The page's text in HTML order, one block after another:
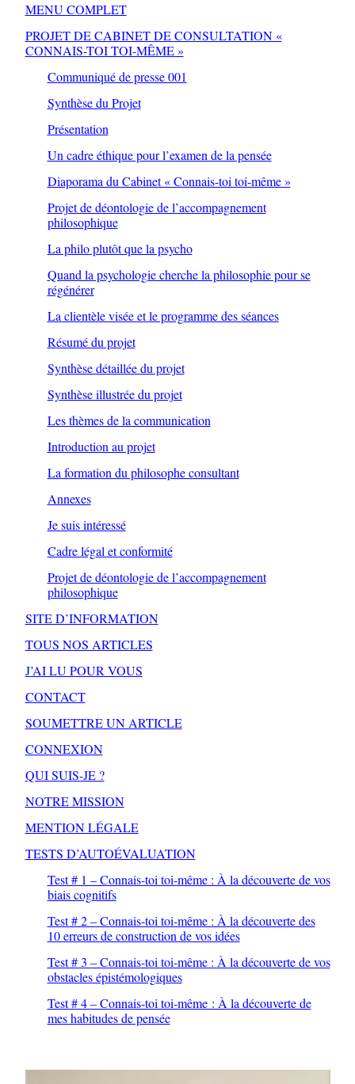
MENU COMPLET
PROJET DE CABINET DE CONSULTATION «
CONNAIS-TOI TOI-MÊME »
Communiqué de presse 001
Synthèse du Projet
Présentation
Un cadre éthique pour l’examen de la pensée
Diaporama du Cabinet « Connais-toi toi-même »
Projet de déontologie de l’accompagnement
philosophique
La philo plutôt que la psycho
Quand la psychologie cherche la philosophie pour se
régénérer
La clientèle visée et le programme des séances
Résumé du projet
Synthèse détaillée du projet
Synthèse illustrée du projet
Les thèmes de la communication
Introduction au projet
La formation du philosophe consultant
Annexes
Je suis intéressé
Cadre légal et conformité
Projet de déontologie de l’accompagnement
philosophique
SITE D’INFORMATION
TOUS NOS ARTICLES
J’AI LU POUR VOUS
CONTACT
SOUMETTRE UN ARTICLE
CONNEXION
QUI SUIS-JE ?
NOTRE MISSION
MENTION LÉGALE
TESTS D’AUTOÉVALUATION
Test # 1 – Connais-toi toi-même : À la découverte de vos
biais cognitifs
Test # 2 – Connais-toi toi-même : À la découverte des
10 erreurs de construction de vos idées
Test # 3 – Connais-toi toi-même : À la découverte de vos
obstacles épistémologiques
Test # 4 – Connais-toi toi-même : À la découverte de
mes habitudes de pensée